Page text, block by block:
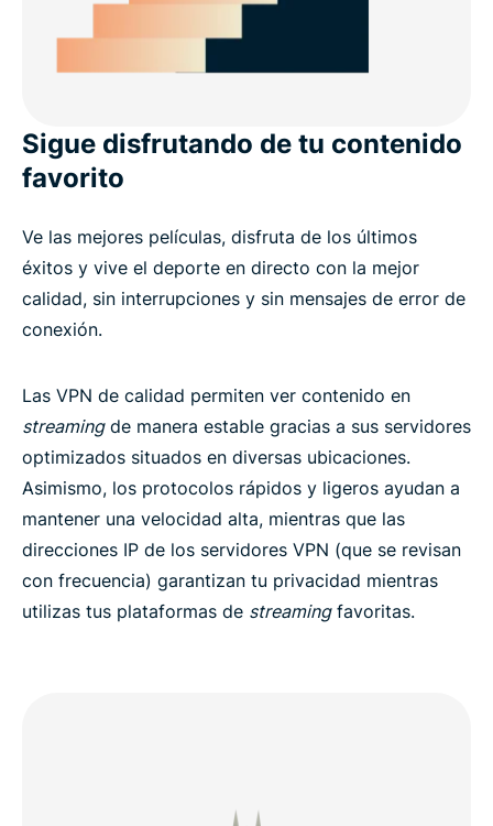
Sigue disfrutando de tu contenido
favorito
Ve las mejores películas, disfruta de los últimos
éxitos y vive el deporte en directo con la mejor
calidad, sin interrupciones y sin mensajes de error de
conexión.
Las VPN de calidad permiten ver contenido en
streamingde manera estable gracias a sus servidores
optimizados situados en diversas ubicaciones.
Asimismo, los protocolos rápidos y ligeros ayudan a
mantener una velocidad alta, mientras que las
direcciones IP de los servidores VPN (que se revisan
con frecuencia) garantizan tu privacidad mientras
utilizas tus plataformas de streamingfavoritas.